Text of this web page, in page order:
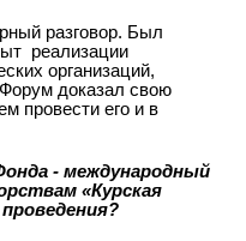
разговор. Был
реализации
организаций,
доказал свою
провести его и в
- международный
«Курская